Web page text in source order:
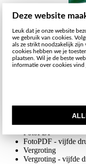
Deze website
Leuk dat je onze website
we gebruik van cookies.
als ze strikt noodzakelijk
cookies hebben we je
plaatsen. Wil je de beste
informatie over cookies vind
Print information
FotoPDF
FotoPDF - vijfde
Vergroting
Vergroting - vijfde